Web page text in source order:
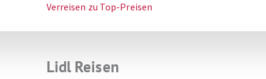
Verreisen zu Top-Preisen
Lidl Reisen